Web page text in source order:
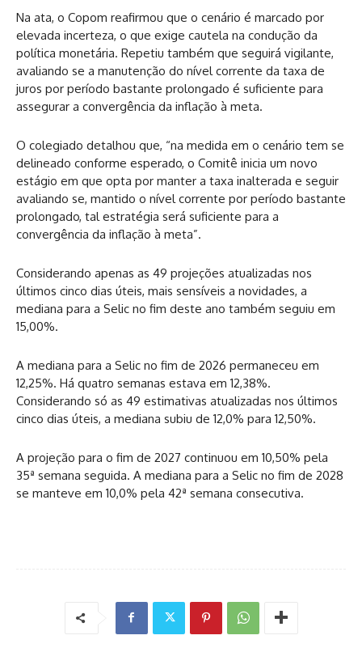
Na ata, o Copom reafirmou que o cenário é marcado por
elevada incerteza, o que exige cautela na condução da
política monetária. Repetiu também que seguirá vigilante,
avaliando se a manutenção do nível corrente da taxa de
juros por período bastante prolongado é suficiente para
assegurar a convergência da inflação à meta.
O colegiado detalhou que, “na medida em o cenário tem se
delineado conforme esperado, o Comitê inicia um novo
estágio em que opta por manter a taxa inalterada e seguir
avaliando se, mantido o nível corrente por período bastante
prolongado, tal estratégia será suficiente para a
convergência da inflação à meta”.
Considerando apenas as 49 projeções atualizadas nos
últimos cinco dias úteis, mais sensíveis a novidades, a
mediana para a Selic no fim deste ano também seguiu em
15,00%.
A mediana para a Selic no fim de 2026 permaneceu em
12,25%. Há quatro semanas estava em 12,38%.
Considerando só as 49 estimativas atualizadas nos últimos
cinco dias úteis, a mediana subiu de 12,0% para 12,50%.
A projeção para o fim de 2027 continuou em 10,50% pela
35ª semana seguida. A mediana para a Selic no fim de 2028
se manteve em 10,0% pela 42ª semana consecutiva.